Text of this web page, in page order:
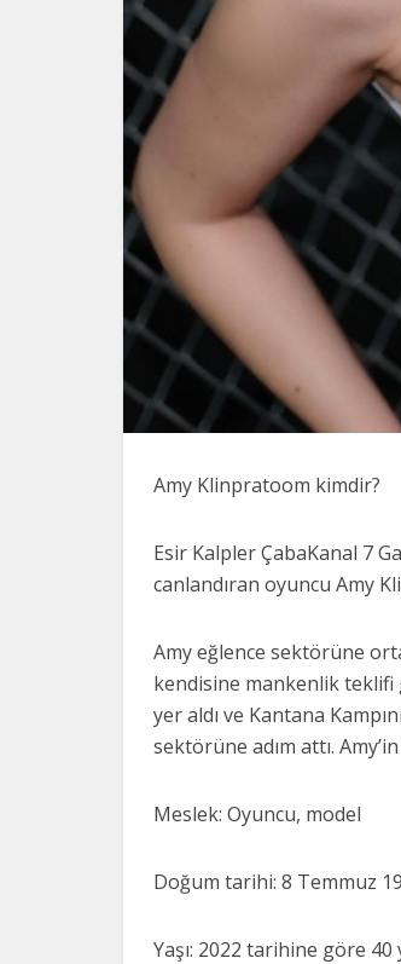
Amy Klinpratoom kimdir?
Esir Kalpler ÇabaKanal 7
canlandıran oyuncu Amy
Amy eğlence sektörüne
kendisine mankenlik teklifi
yer aldı ve Kantana
sektörüne adım attı.
Meslek: Oyuncu, model
Doğum tarihi: 8 Temmuz
Yaşı: 2022 tarihine göre 40